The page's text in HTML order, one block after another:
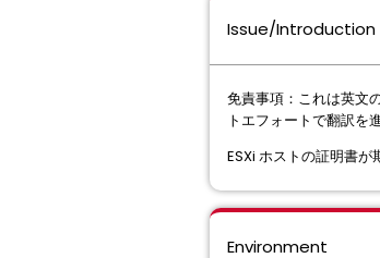
Issue/Introduction
免責事項：これは英文
トエフォートで翻訳を
ESXi ホストの証明書
Environment